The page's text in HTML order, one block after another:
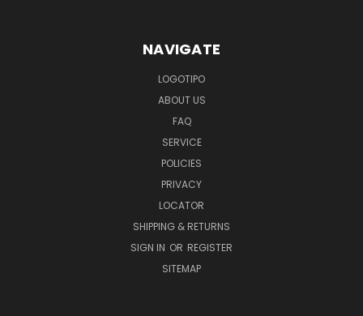
NAVIGATE
LOGOTIPO
ABOUT US
FAQ
SERVICE
POLICIES
PRIVACY
LOCATOR
SHIPPING & RETURNS
SIGN IN OR REGISTER
SITEMAP